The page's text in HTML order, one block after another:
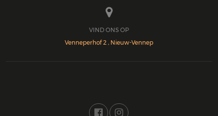

VIND ONS OP
Venneperhof 2 , Nieuw-Vennep
 